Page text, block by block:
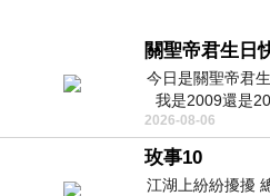
關聖帝君生日
今日是關聖帝君
我是2009還是
一個奇摩交友的網
2026-08-06
玫事10
江湖上紛紛擾擾